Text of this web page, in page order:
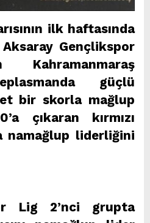
ilk haftasında
Gençlikspor
güçlü
bir skorla mağlup
çıkaran kırmızı
namağlup liderliğini
Lig 2’nci grupta